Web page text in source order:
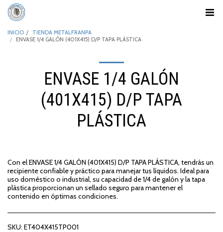
INICIO
TIENDA METALFRANPA
ENVASE 1/4 GALÓN (401X415) D/P TAPA PLÁSTICA
ENVASE 1/4 GALÓN
(401X415) D/P TAPA
PLÁSTICA
Con el ENVASE 1/4 GALÓN (401X415) D/P TAPA PLÁSTICA, tendrás un
recipiente confiable y práctico para manejar tus líquidos. Ideal para
uso doméstico o industrial, su capacidad de 1/4 de galón y la tapa
plástica proporcionan un sellado seguro para mantener el
contenido en óptimas condiciones.
SKU: ET404X415TP001